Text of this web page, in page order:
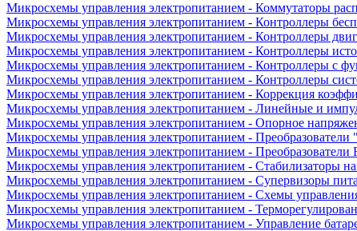
Микросхемы управления электропитанием - Коммутаторы
Микросхемы управления электропитанием - Контроллеры
Микросхемы управления электропитанием - Контроллеры
Микросхемы управления электропитанием - Контроллеры
Микросхемы управления электропитанием - Контроллеры с
Микросхемы управления электропитанием - Контроллеры
Микросхемы управления электропитанием - Коррекция
Микросхемы управления электропитанием - Линейные и
Микросхемы управления электропитанием - Опорное
Микросхемы управления электропитанием -
Микросхемы управления электропитанием - Преобразователи
Микросхемы управления электропитанием - Стабилизаторы
Микросхемы управления электропитанием - Супервизоры
Микросхемы управления электропитанием - Схемы
Микросхемы управления электропитанием -
Микросхемы управления электропитанием - Управление